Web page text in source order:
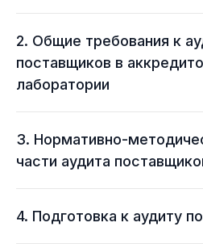
2. Общие требования к
поставщиков в
лаборатории
3. Нормативно-
части аудита
4. Подготовка к аудиту